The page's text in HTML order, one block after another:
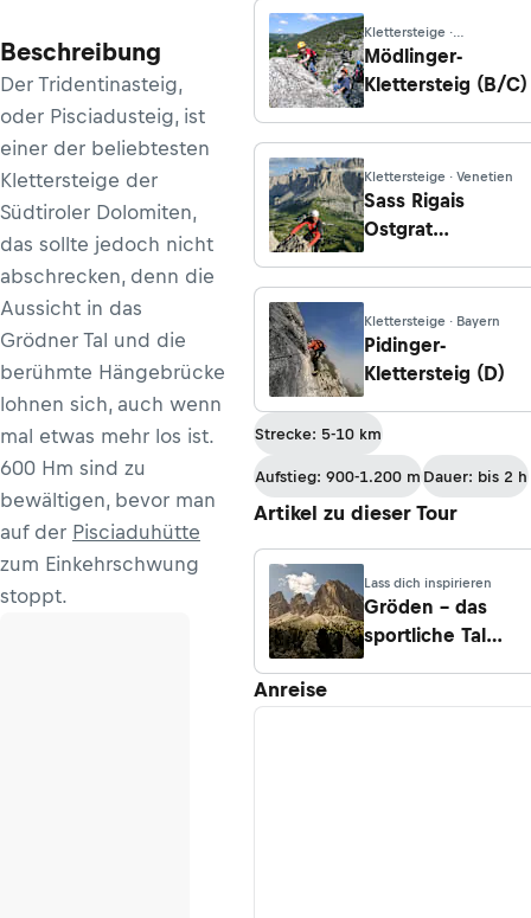
Beschreibung
Der Tridentinasteig,
oder Pisciadusteig, ist
einer der beliebtesten
Klettersteige der
Südtiroler Dolomiten,
das sollte jedoch nicht
abschrecken, denn die
Aussicht in das
Grödner Tal und die
berühmte Hängebrücke
lohnen sich, auch wenn
mal etwas mehr los ist.
600 Hm sind zu
bewältigen, bevor man
auf der Pisciaduhütte
zum Einkehrschwung
stoppt.
Klettersteige ·
Niederösterreich
Mödlinger-
Klettersteig (B/C)
Klettersteige · Venetien
Sass Rigais
Ostgrat
Klettersteige · Bayern
Pidinger-
Klettersteig (D)
Strecke: 5-10 km
Aufstieg: 900-1.200 m Dauer: bis 2 h
Artikel zu dieser Tour
Lass dich inspirieren
Gröden – das
sportliche Tal
Anreise